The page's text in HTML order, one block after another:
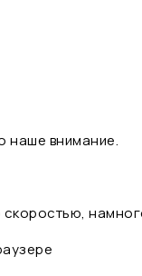
наше внимание.
скоростью,